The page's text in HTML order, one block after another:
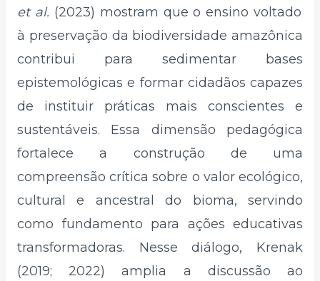
et al. (2023) mostram que o ensino voltado
à preservação da biodiversidade amazônica
contribui para sedimentar bases
epistemológicas e formar cidadãos capazes
de instituir práticas mais conscientes e
sustentáveis. Essa dimensão pedagógica
fortalece a construção de uma
compreensão crítica sobre o valor ecológico,
cultural e ancestral do bioma, servindo
como fundamento para ações educativas
transformadoras. Nesse diálogo, Krenak
(2019; 2022) amplia a discussão ao